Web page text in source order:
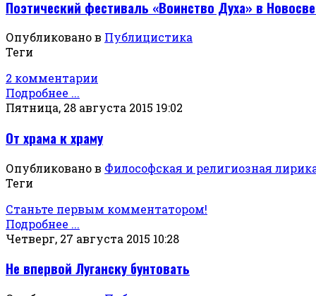
Поэтический фестиваль «Воинство Духа» в
Опубликовано в Публицистика
Теги
2 комментарии
Подробнее ...
Пятница, 28 августа 2015 19:02
От храма к храму
Опубликовано в Философская и религиозная
Теги
Станьте первым комментатором!
Подробнее ...
Четверг, 27 августа 2015 10:28
Не впервой Луганску бунтовать